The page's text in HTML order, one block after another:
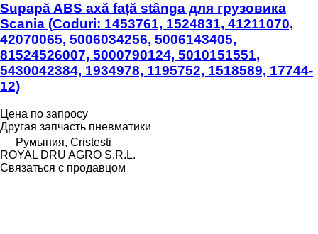
Supapă ABS axă față stânga для грузовика
Scania (Coduri: 1453761, 1524831, 41211070,
42070065, 5006034256, 5006143405,
81524526007, 5000790124, 5010151551,
5430042384, 1934978, 1195752, 1518589, 17744-
12)
Цена по запросу
Другая запчасть пневматики
Румыния, Cristesti
ROYAL DRU AGRO S.R.L.
Связаться с продавцом